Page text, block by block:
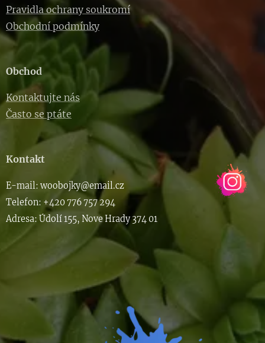
Pravidla ochrany soukromí
Obchodní podmínky
Obchod
Kontaktujte nás
Často se ptáte
Kontakt
E-mail: woobojky@email.cz
Telefon: +420 776 757 294
Adresa: Údolí 155, Nove Hrady 374 01